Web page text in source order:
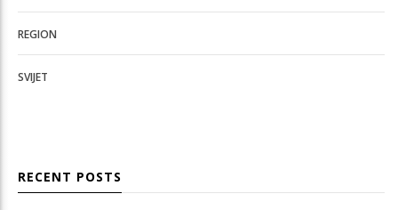
REGION
SVIJET
RECENT POSTS